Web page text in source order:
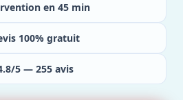
en 45 min
100% gratuit
5 — 255 avis